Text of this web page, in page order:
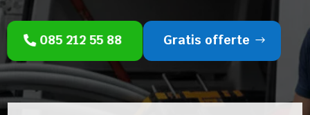
085 212 55 88 Gratis offerte